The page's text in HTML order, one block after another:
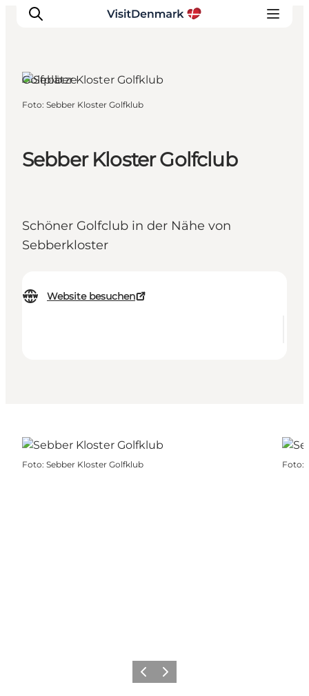
Erlebnisse
Sebber Kloster Golfclub
Schöner Golfclub in der Nähe von
Sebberkloster
Website besuchen
Golfplätze
Foto: Sebber Kloster Golfklub
Foto: Sebber Kloster Golfklub Foto:
ZurückWeiter